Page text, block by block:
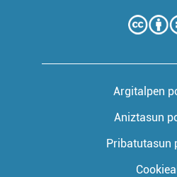
Argitalpen
Aniztasun
Pribatutasun